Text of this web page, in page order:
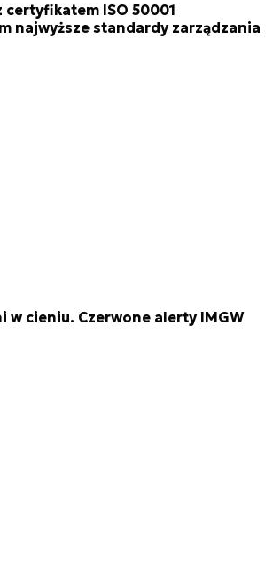
certyfikatem ISO 50001
najwyższe standardy zarządzania
w cieniu. Czerwone alerty IMGW